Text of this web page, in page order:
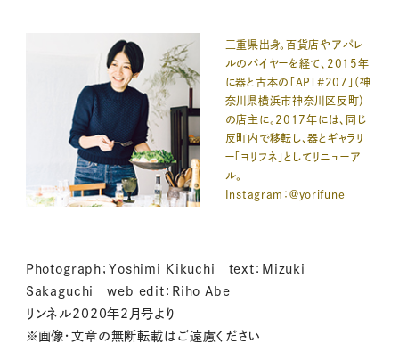
三重県出身。百貨店やアパレ
ルのバイヤーを経て、2015年
に器と古本の「APT#207」（神
奈川県横浜市神奈川区反町）
の店主に。2017年には、同じ
反町内で移転し、器とギャラリ
ー「ヨリフネ」としてリニューア
ル。
Instagram：＠yorifune___
Photograph；Yoshimi Kikuchi text：Mizuki
Sakaguchi web edit：Riho Abe
リンネル2020年2月号より
※画像・文章の無断転載はご遠慮ください